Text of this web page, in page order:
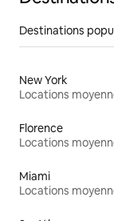
Destinations
New York
Florence
Miami